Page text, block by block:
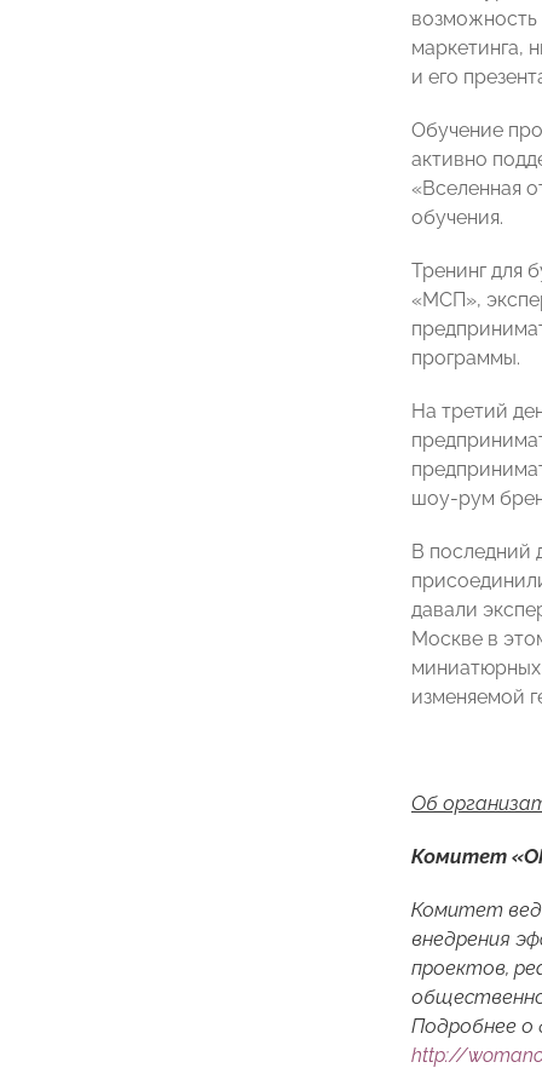
возможность
маркетинга,
и его
Обучение
активно
«Вселенная
обучения.
Тренинг для
«МСП»,
программы.
На третий
шоу-рум
В последний
давали
Москве в
изменяемой
Об
Комитет
Комитет
внедрения
проектов,
Подробнее
http://